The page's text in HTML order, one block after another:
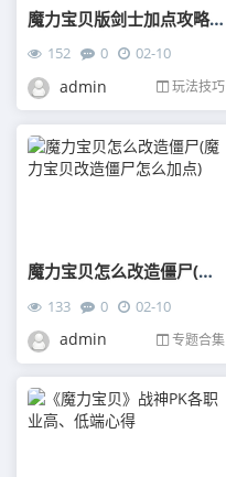
魔力宝贝版剑士加点攻略分享(魔力宝贝剑士新技能)
152 0 02-10
admin 玩法技巧
魔力宝贝怎么改造僵尸(魔力宝贝改造僵尸怎么加点)
133 0 02-10
admin 专题合集